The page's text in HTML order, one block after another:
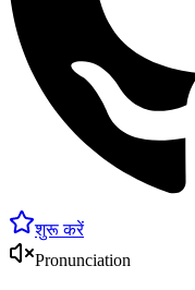
शुरू करें
Pronunciation